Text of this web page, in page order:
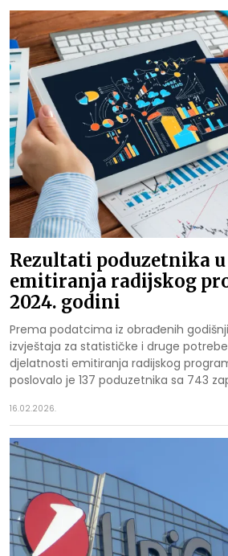
Rezultati poduzetnika
emitiranja radijskog
2024. godini
Prema podatcima iz obrađenih
izvještaja za statističke i druge
djelatnosti emitiranja radijskog
poslovalo je 137 poduzetnika sa 743
16.02.2026.